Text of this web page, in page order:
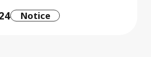
Notice